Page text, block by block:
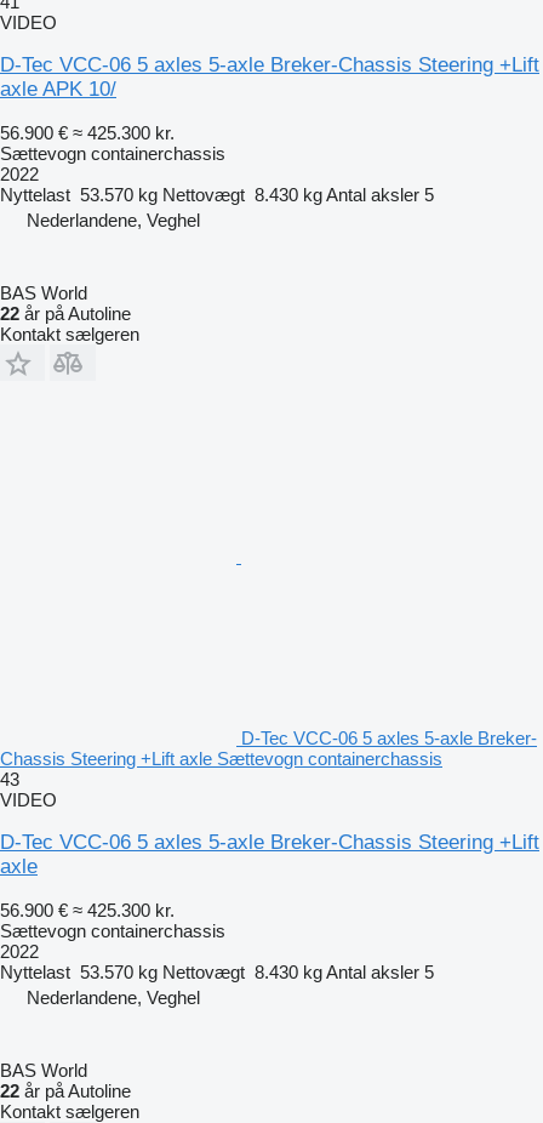
VIDEO
D-Tec VCC-06 5 axles 5-axle Breker-Chassis Steering +Lift
axle APK 10/
56.900 € ≈ 425.300 kr.
Sættevogn containerchassis
2022
Nyttelast 53.570 kg Nettovægt 8.430 kgAntal aksler 5
Nederlandene, Veghel
BAS World
22 år på Autoline
Kontakt sælgeren
D-Tec VCC-06 5 axles 5-axle Breker-
Chassis Steering +Lift axle Sættevogn containerchassis
43
VIDEO
D-Tec VCC-06 5 axles 5-axle Breker-Chassis Steering +Lift
axle
56.900 € ≈ 425.300 kr.
Sættevogn containerchassis
2022
Nyttelast 53.570 kg Nettovægt 8.430 kgAntal aksler 5
Nederlandene, Veghel
BAS World
22 år på Autoline
Kontakt sælgeren